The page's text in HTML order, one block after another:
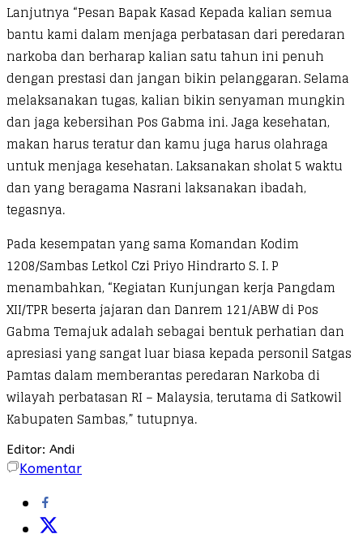
Lanjutnya “Pesan Bapak Kasad Kepada kalian semua
bantu kami dalam menjaga perbatasan dari peredaran
narkoba dan berharap kalian satu tahun ini penuh
dengan prestasi dan jangan bikin pelanggaran. Selama
melaksanakan tugas, kalian bikin senyaman mungkin
dan jaga kebersihan Pos Gabma ini. Jaga kesehatan,
makan harus teratur dan kamu juga harus olahraga
untuk menjaga kesehatan. Laksanakan sholat 5 waktu
dan yang beragama Nasrani laksanakan ibadah,
tegasnya.
Pada kesempatan yang sama Komandan Kodim
1208/Sambas Letkol Czi Priyo Hindrarto S. I. P
menambahkan, “Kegiatan Kunjungan kerja Pangdam
XII/TPR beserta jajaran dan Danrem 121/ABW di Pos
Gabma Temajuk adalah sebagai bentuk perhatian dan
apresiasi yang sangat luar biasa kepada personil Satgas
Pamtas dalam memberantas peredaran Narkoba di
wilayah perbatasan RI – Malaysia, terutama di Satkowil
Kabupaten Sambas,” tutupnya.
Editor: Andi
Komentar